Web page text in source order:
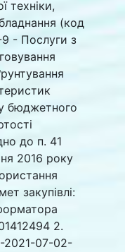
техніки,
(код
- Послуги з
бюджетного
до п. 41
2016 року
закупівлі:
2.
2021-07-02-